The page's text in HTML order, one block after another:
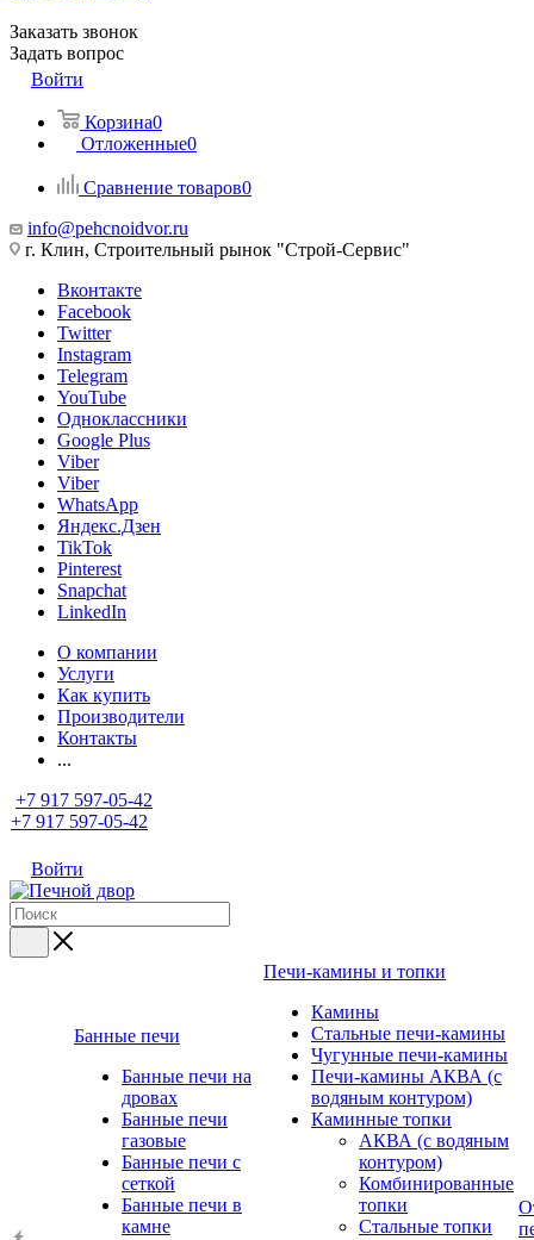
Заказать звонок
Задать вопрос
Войти
Корзина0
Отложенные0
Сравнение товаров0
info@pehcnoidvor.ru
г. Клин, Строительный рынок "Строй-Сервис"
Вконтакте
Facebook
Twitter
Instagram
Telegram
YouTube
Одноклассники
Google Plus
Viber
Viber
WhatsApp
Яндекс.Дзен
TikTok
Pinterest
Snapchat
LinkedIn
О компании
Услуги
Как купить
Производители
Контакты
...
+7 917 597-05-42
+7 917 597-05-42
Войти
Банные печи
Банные печи на
дровах
Банные печи
газовые
Банные печи с
сеткой
Банные печи в
камне
Печи-камины и топки
Камины
Стальные печи-камины
Чугунные печи-камины
Печи-камины АКВА (с
водяным контуром)
Каминные топки
АКВА (с водяным
контуром)
Комбинированные
топки
Стальные топки